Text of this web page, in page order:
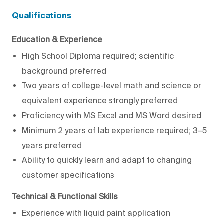
Qualifications
Education & Experience
High School Diploma required; scientific
background preferred
Two years of college-level math and science or
equivalent experience strongly preferred
Proficiency with MS Excel and MS Word desired
Minimum 2 years of lab experience required; 3–5
years preferred
Ability to quickly learn and adapt to changing
customer specifications
Technical & Functional Skills
Experience with liquid paint application